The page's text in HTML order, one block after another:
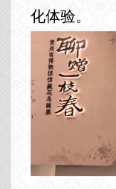
化体验。